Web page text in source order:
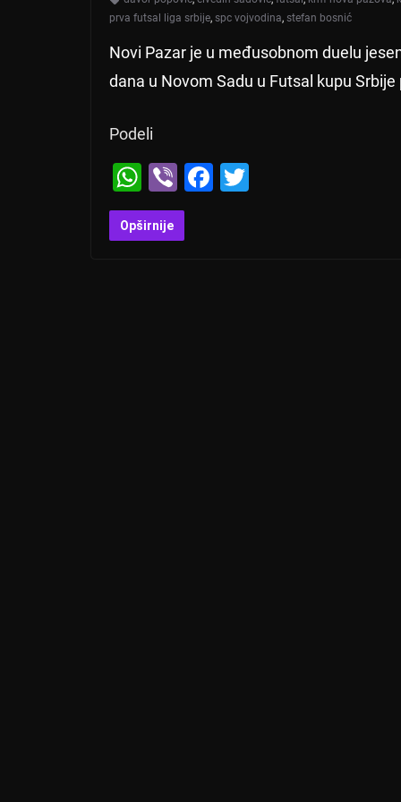
prva futsal liga srbije, spc vojvodina, stefan bosnić
Novi Pazar je u međusobnom duelu
dana u Novom Sadu u Futsal kupu
Podeli
W
h
at
Vi
b
er
F
Opširnije